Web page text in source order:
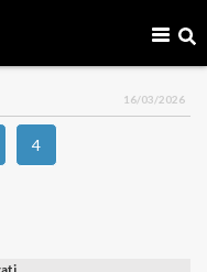
16/03/2026
4